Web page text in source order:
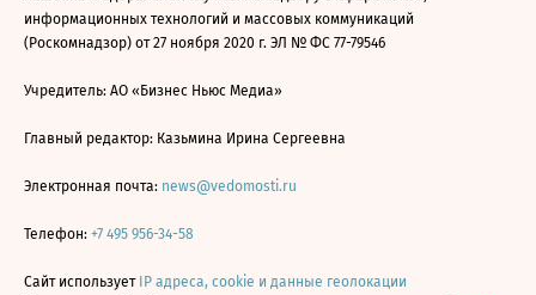
информационных технологий и массовых коммуникаций
(Роскомнадзор) от 27 ноября 2020 г. ЭЛ № ФС 77-79546
Учредитель: АО «Бизнес Ньюс Медиа»
Главный редактор: Казьмина Ирина Сергеевна
Электронная почта: news@vedomosti.ru
Телефон: +7 495 956-34-58
Сайт использует IP адреса, cookie и данные геолокации